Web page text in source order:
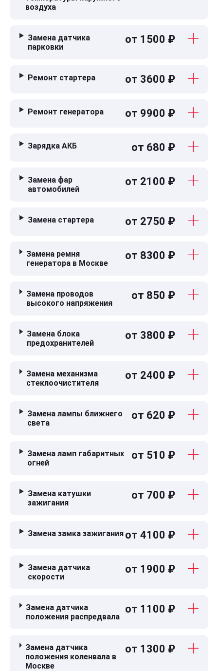
воздуха
Замена датчика
парковки
от 1500 ₽
Ремонт стартера от 3600 ₽
Ремонт генератора от 9900 ₽
Зарядка АКБ от 680 ₽
Замена фар
автомобилей
от 2100 ₽
Замена стартера от 2750 ₽
Замена ремня
генератора в Москве
от 8300 ₽
Замена проводов
высокого напряжения
от 850 ₽
Замена блока
предохранителей
от 3800 ₽
Замена механизма
стеклоочистителя
от 2400 ₽
Замена лампы ближнего
света
от 620 ₽
Замена ламп габаритных
огней
от 510 ₽
Замена катушки
зажигания
от 700 ₽
Замена замка зажигания от 4100 ₽
Замена датчика
скорости
от 1900 ₽
Замена датчика
положения распредвала
от 1100 ₽
Замена датчика
положения коленвала в
Москве
от 1300 ₽